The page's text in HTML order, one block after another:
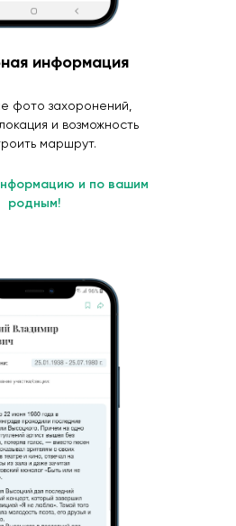
информация
фото захоронений,
и возможность
маршрут.
и по вашим
родным!